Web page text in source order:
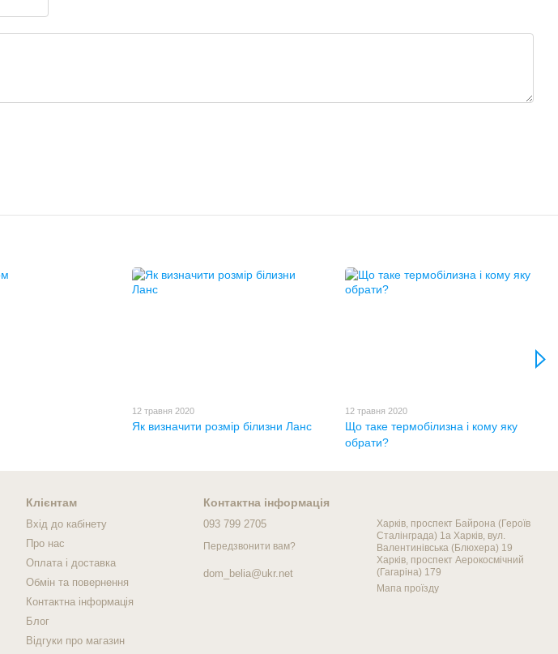
12 травня 2020
Як визначити розмір білизни Ланс
12 травня 2020
Що таке термобілизна і кому яку
обрати?
Клієнтам
Вхід до кабінету
Про нас
Оплата і доставка
Обмін та повернення
Контактна інформація
Блог
Відгуки про магазин
Контактна інформація
093 799 2705
Передзвонити вам?
dom_belia@ukr.net
Харків, проспект Байрона (Героїв
Сталінграда) 1а Харків, вул.
Валентинівська (Блюхера) 19
Харків, проспект Аерокосмічний
(Гагаріна) 179
Мапа проїзду